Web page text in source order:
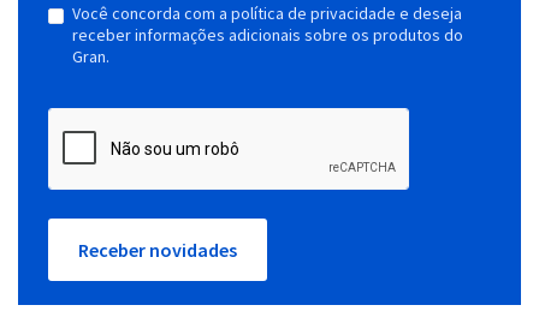
Você concorda com a política de privacidade e deseja
receber informações adicionais sobre os produtos do
Gran.
Receber novidades